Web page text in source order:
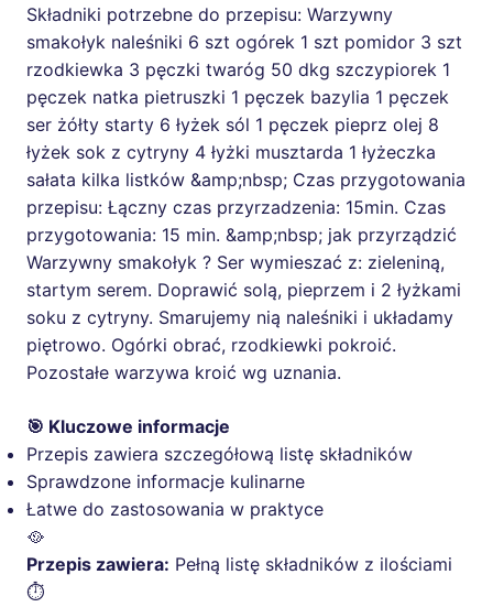
Składniki potrzebne do przepisu: Warzywny
smakołyk naleśniki 6 szt ogórek 1 szt pomidor 3 szt
rzodkiewka 3 pęczki twaróg 50 dkg szczypiorek 1
pęczek natka pietruszki 1 pęczek bazylia 1 pęczek
ser żółty starty 6 łyżek sól 1 pęczek pieprz olej 8
łyżek sok z cytryny 4 łyżki musztarda 1 łyżeczka
sałata kilka listków &amp;nbsp; Czas przygotowania
przepisu: Łączny czas przyrzadzenia: 15min. Czas
przygotowania: 15 min. &amp;nbsp; jak przyrządzić
Warzywny smakołyk ? Ser wymieszać z: zieleniną,
startym serem. Doprawić solą, pieprzem i 2 łyżkami
soku z cytryny. Smarujemy nią naleśniki i układamy
piętrowo. Ogórki obrać, rzodkiewki pokroić.
Pozostałe warzywa kroić wg uznania.
🎯 Kluczowe informacje
Przepis zawiera szczegółową listę składników
Sprawdzone informacje kulinarne
Łatwe do zastosowania w praktyce
🥘
Przepis zawiera: Pełną listę składników z ilościami
⏱️